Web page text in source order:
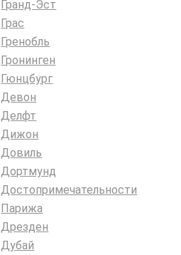
Гранд-Эст
Грас
Гренобль
Гронинген
Гюнцбург
Девон
Делфт
Дижон
Довиль
Дортмунд
Достопримечательности
Парижа
Дрезден
Дубай